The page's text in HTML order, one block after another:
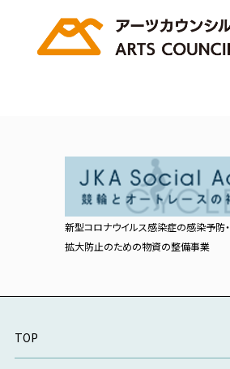
新型コロナウイルス感染症の感染予防・
拡大防止のための物資の整備事業
TOP